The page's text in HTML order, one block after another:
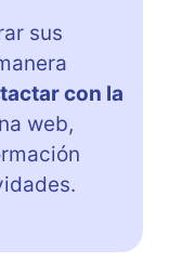
sus
con la
web,